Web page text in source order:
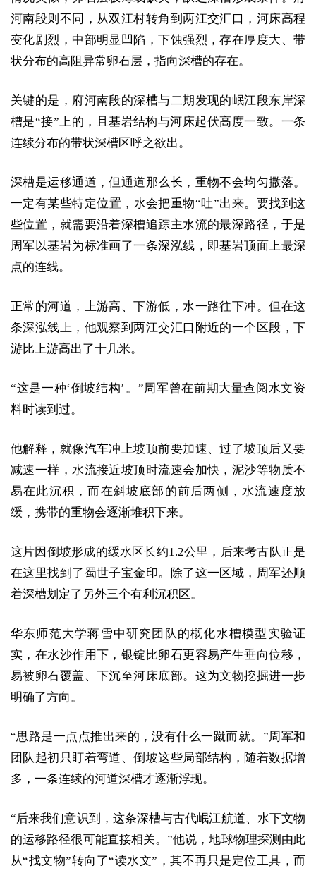
河南段则不同，从双江村转角到两江交汇口，河床高程
变化剧烈，中部明显凹陷，下蚀强烈，存在厚度大、带
状分布的高阻异常卵石层，指向深槽的存在。
关键的是，府河南段的深槽与二期发现的岷江段东岸深
槽是“接”上的，且基岩结构与河床起伏高度一致。一条
连续分布的带状深槽区呼之欲出。
深槽是运移通道，但通道那么长，重物不会均匀撒落。
一定有某些特定位置，水会把重物“吐”出来。要找到这
些位置，就需要沿着深槽追踪主水流的最深路径，于是
周军以基岩为标准画了一条深泓线，即基岩顶面上最深
点的连线。
正常的河道，上游高、下游低，水一路往下冲。但在这
条深泓线上，他观察到两江交汇口附近的一个区段，下
游比上游高出了十几米。
“这是一种‘倒坡结构’。”周军曾在前期大量查阅水文资
料时读到过。
他解释，就像汽车冲上坡顶前要加速、过了坡顶后又要
减速一样，水流接近坡顶时流速会加快，泥沙等物质不
易在此沉积，而在斜坡底部的前后两侧，水流速度放
缓，携带的重物会逐渐堆积下来。
这片因倒坡形成的缓水区长约1.2公里，后来考古队正是
在这里找到了蜀世子宝金印。除了这一区域，周军还顺
着深槽划定了另外三个有利沉积区。
华东师范大学蒋雪中研究团队的概化水槽模型实验证
实，在水沙作用下，银锭比卵石更容易产生垂向位移，
易被卵石覆盖、下沉至河床底部。这为文物挖掘进一步
明确了方向。
“思路是一点点推出来的，没有什么一蹴而就。”周军和
团队起初只盯着弯道、倒坡这些局部结构，随着数据增
多，一条连续的河道深槽才逐渐浮现。
“后来我们意识到，这条深槽与古代岷江航道、水下文物
的运移路径很可能直接相关。”他说，地球物理探测由此
从“找文物”转向了“读水文”，其不再只是定位工具，而